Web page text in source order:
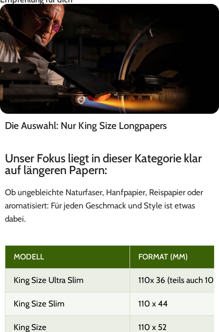
Die Auswahl: Nur King Size Longpapers
Unser Fokus liegt in dieser Kategorie klar
auf längeren Papern:
Ob ungebleichte Naturfaser, Hanfpapier, Reispapier oder
aromatisiert: Für jeden Geschmack und Style ist etwas
dabei.
MODELL FORMAT (MM)
King Size Ultra Slim 110x 36 (teils auch
King Size Slim 110 x 44
King Size 110 x 52